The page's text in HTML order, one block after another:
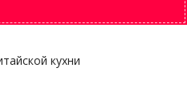
кухни